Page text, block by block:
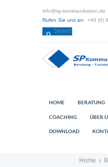
info@sp-kommunikation.de
Rufen Sie uns an: +49 (0)
HOME BERATUNG
COACHING ÜBER
DOWNLOAD
Home